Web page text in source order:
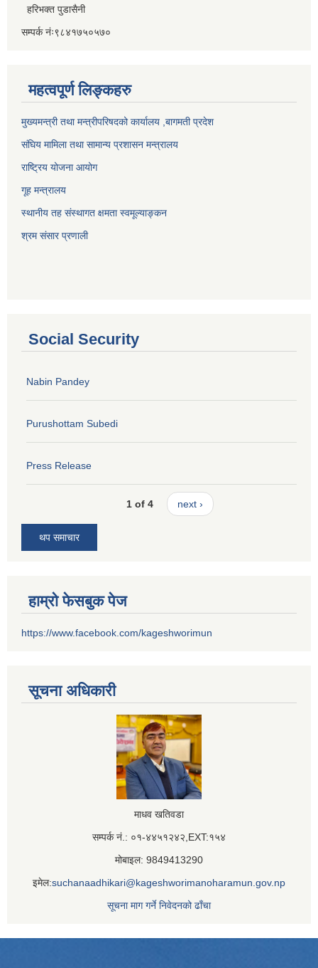
हरिभक्त पुडासैनी
सम्पर्क नंः९८४१७५०५७०
महत्वपूर्ण लिङ्कहरु
मुख्यमन्त्री तथा मन्त्रीपरिषदको कार्यालय ,बागमती प्रदेश
संघिय मामिला तथा सामान्य प्रशासन मन्त्रालय
राष्ट्रिय योजना आयोग
गूह मन्त्रालय
स्थानीय तह संस्थागत क्षमता स्वमूल्याङ्कन
श्रम संसार प्रणाली
Social Security
Nabin Pandey
Purushottam Subedi
Press Release
1 of 4 next ›
थप समाचार
हाम्रो फेसबुक पेज
https://www.facebook.com/kageshworimun
सूचना अधिकारी
माधव खतिवडा
सम्पर्क नं.: ०१-४४५१२४२,EXT:१५४
मोबाइल: 9849413290
इमेल:suchanaadhikari@kageshworimanoharamun.gov.np
सूचना माग गर्ने निवेदनको ढाँचा